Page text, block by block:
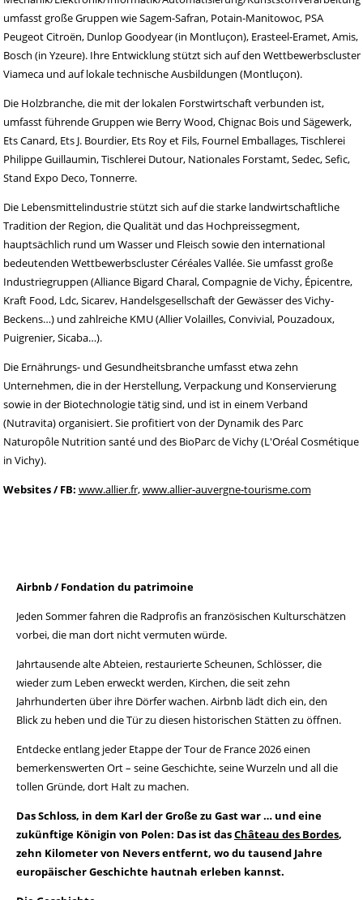
umfasst große Gruppen wie Sagem-Safran, Potain-Manitowoc, PSA
Peugeot Citroën, Dunlop Goodyear (in Montluçon), Erasteel-Eramet, Amis,
Bosch (in Yzeure). Ihre Entwicklung stützt sich auf den Wettbewerbscluster
Viameca und auf lokale technische Ausbildungen (Montluçon).
Die Holzbranche, die mit der lokalen Forstwirtschaft verbunden ist,
umfasst führende Gruppen wie Berry Wood, Chignac Bois und Sägewerk,
Ets Canard, Ets J. Bourdier, Ets Roy et Fils, Fournel Emballages, Tischlerei
Philippe Guillaumin, Tischlerei Dutour, Nationales Forstamt, Sedec, Sefic,
Stand Expo Deco, Tonnerre.
Die Lebensmittelindustrie stützt sich auf die starke landwirtschaftliche
Tradition der Region, die Qualität und das Hochpreissegment,
hauptsächlich rund um Wasser und Fleisch sowie den international
bedeutenden Wettbewerbscluster Céréales Vallée. Sie umfasst große
Industriegruppen (Alliance Bigard Charal, Compagnie de Vichy, Épicentre,
Kraft Food, Ldc, Sicarev, Handelsgesellschaft der Gewässer des Vichy-
Beckens…) und zahlreiche KMU (Allier Volailles, Convivial, Pouzadoux,
Puigrenier, Sicaba…).
Die Ernährungs- und Gesundheitsbranche umfasst etwa zehn
Unternehmen, die in der Herstellung, Verpackung und Konservierung
sowie in der Biotechnologie tätig sind, und ist in einem Verband
(Nutravita) organisiert. Sie profitiert von der Dynamik des Parc
Naturopôle Nutrition santé und des BioParc de Vichy (L'Oréal Cosmétique
in Vichy).
Websites / FB: www.allier.fr,www.allier-auvergne-tourisme.com
Airbnb / Fondation du patrimoine
Jeden Sommer fahren die Radprofis an französischen Kulturschätzen
vorbei, die man dort nicht vermuten würde.
Jahrtausende alte Abteien, restaurierte Scheunen, Schlösser, die
wieder zum Leben erweckt werden, Kirchen, die seit zehn
Jahrhunderten über ihre Dörfer wachen. Airbnb lädt dich ein, den
Blick zu heben und die Tür zu diesen historischen Stätten zu öffnen.
Entdecke entlang jeder Etappe der Tour de France 2026 einen
bemerkenswerten Ort – seine Geschichte, seine Wurzeln und all die
tollen Gründe, dort Halt zu machen.
Das Schloss, in dem Karl der Große zu Gast war … und eine
zukünftige Königin von Polen: Das ist dasChâteau des Bordes,
zehn Kilometer von Nevers entfernt, wo du tausend Jahre
europäischer Geschichte hautnah erleben kannst.